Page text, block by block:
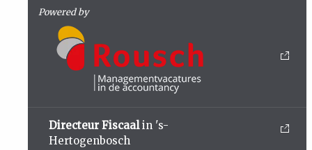
Powered by
Directeur Fiscaalin 's-
Hertogenbosch